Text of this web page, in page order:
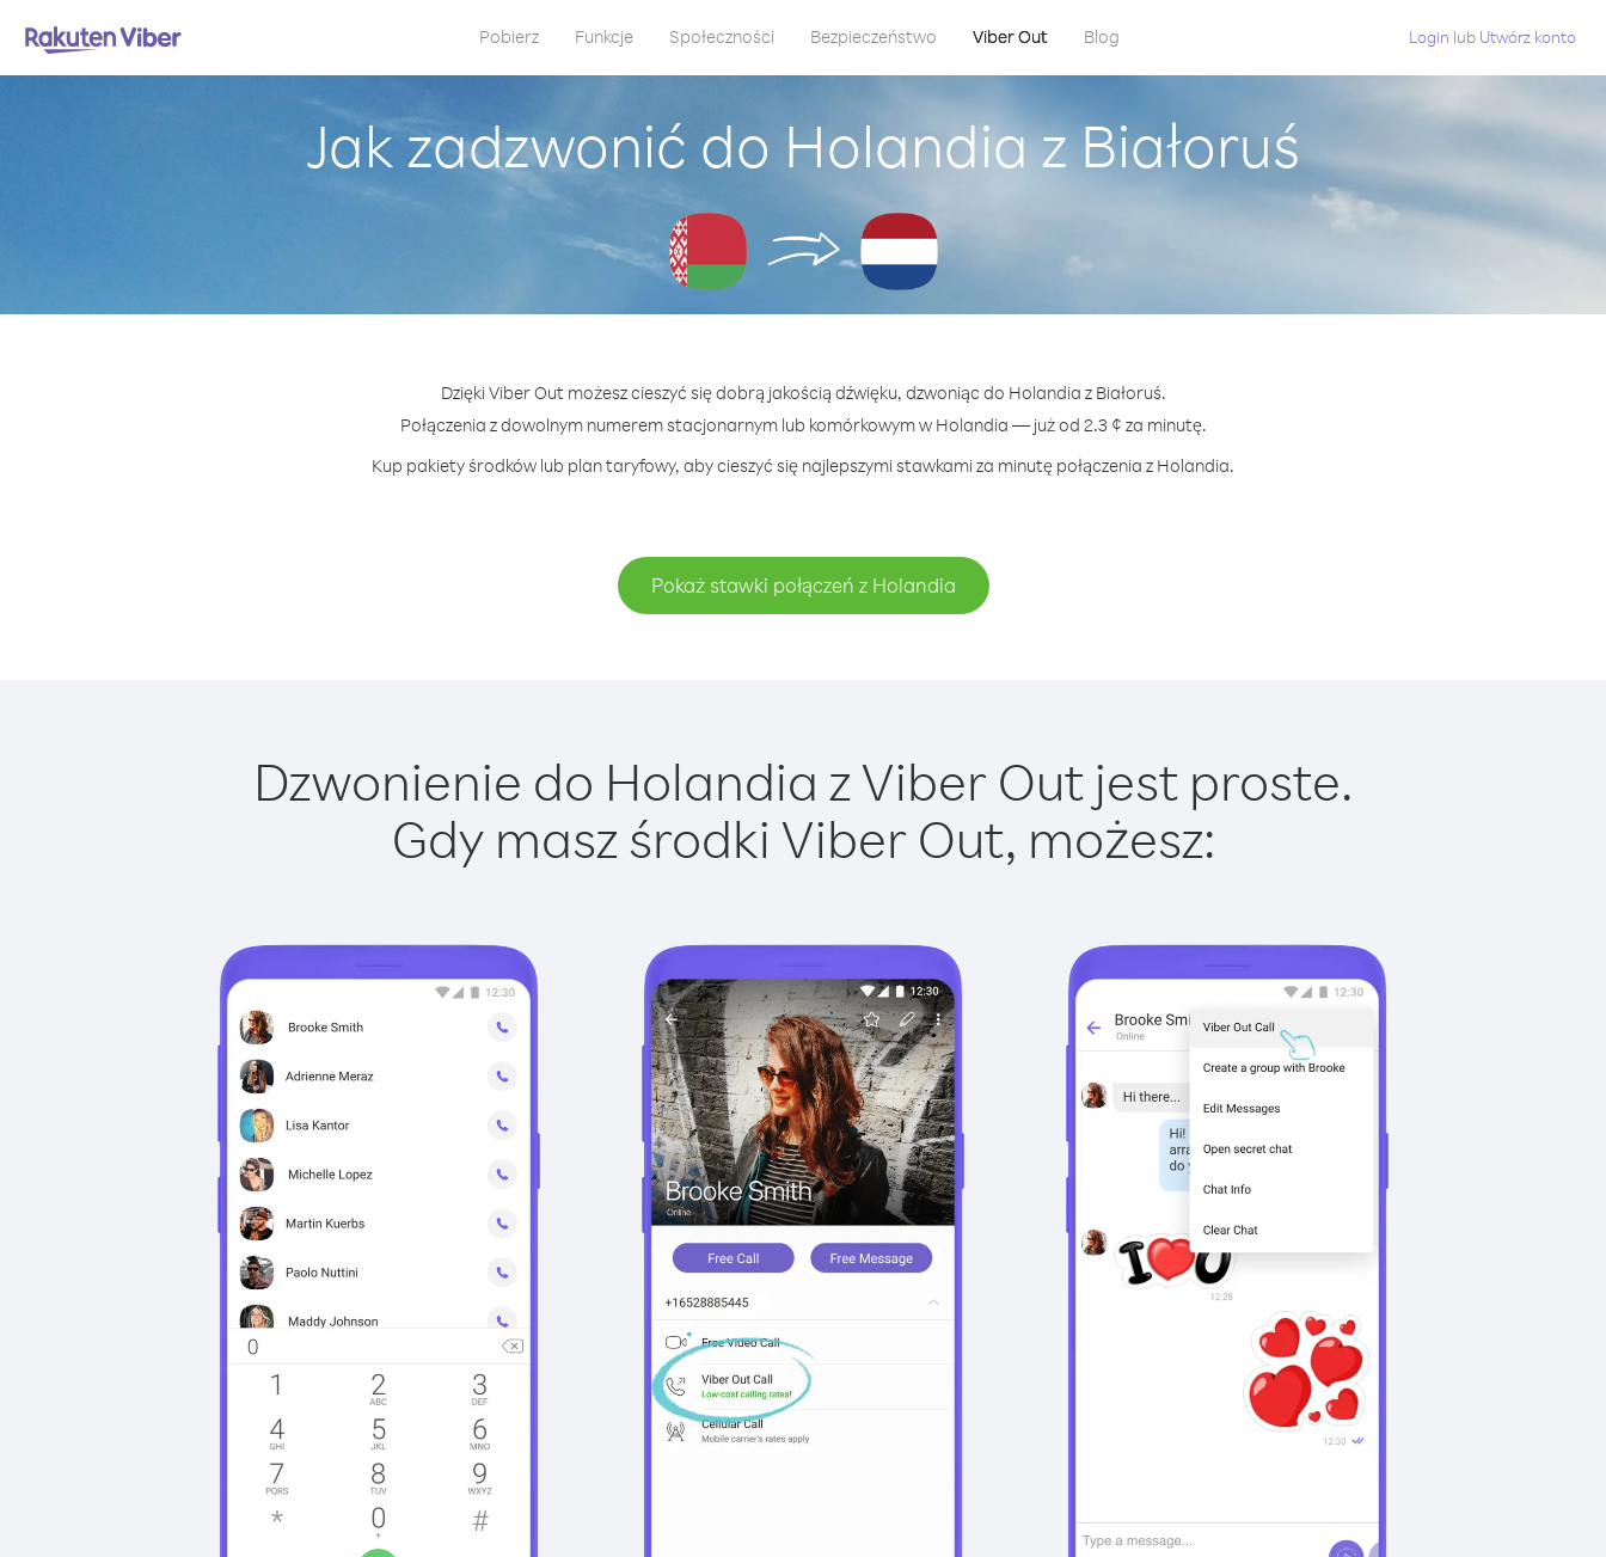
Pobierz Funkcje Społeczności Bezpieczeństwo Viber Out Blog Login lub Utwórz konto
Jak zadzwonić do Holandia z Białoruś
Dzięki Viber Out możesz cieszyć się dobrą jakością dźwięku, dzwoniąc do Holandia z Białoruś.
Połączenia z dowolnym numerem stacjonarnym lub komórkowym w Holandia — już od 2.3 ¢ za minutę.
Kup pakiety środków lub plan taryfowy, aby cieszyć się najlepszymi stawkami za minutę połączenia z Holandia.
Pokaż stawki połączeń z Holandia
Dzwonienie do Holandia z Viber Out jest proste.
Gdy masz środki Viber Out, możesz: